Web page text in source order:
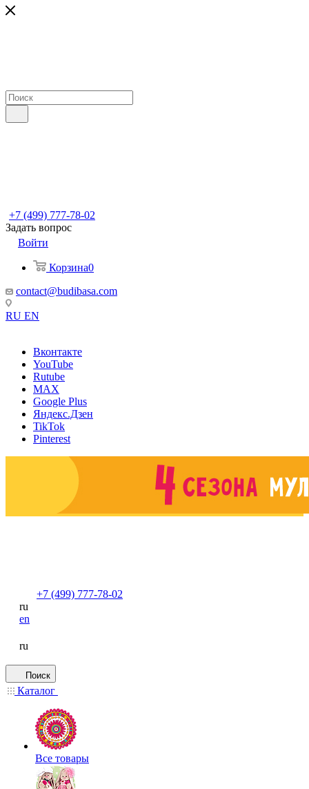
+7 (499) 777-78-02
Задать вопрос
Войти
Корзина0
contact@budibasa.com
RU EN
Вконтакте
YouTube
Rutube
MAX
Google Plus
Яндекс.Дзен
TikTok
Pinterest
+7 (499) 777-78-02
ru
en
ru
Поиск
Каталог
Все товары